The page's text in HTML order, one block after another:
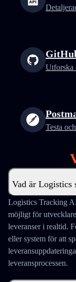
Utforska
Testa
Vad är Logistics
Logistics Tracking
möjligt för
leveranser i realtid.
eller system för att
leveransprocessen.